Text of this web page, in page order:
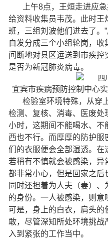
上午8点，王烜走进应
给资料收集员韦茂。此时王
班，三组刘波他们进去了。
自发分成三个小组轮岗，
间断地对县区运送到市疾
是否为新冠肺炎病毒。
宜宾市疾病预防控制中心
检验室环境特殊，从穿
检测、复核、消毒、医废
小时，这期间不能喝水、不
西也不行。而厚厚的防护
们的衣服便会全部湿透。在
若稍有不慎就会被感染，异
都非常小心，但是回家之后
同时还担着为人夫（妻）、
的身份。一人被感染，则意
可是，身上的白衣，肩头的
敢，尽管深知所处环境挑战
入到紧张的工作当中。